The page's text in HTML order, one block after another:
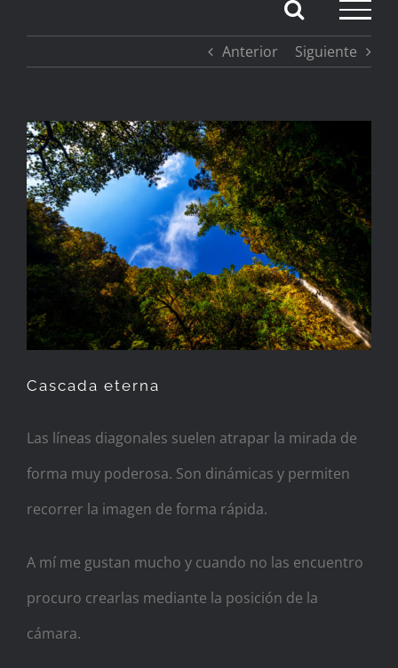
Anterior Siguiente
Ver
imagen
más
grande
Cascada eterna
Las líneas diagonales suelen atrapar la mirada de
forma muy poderosa. Son dinámicas y permiten
recorrer la imagen de forma rápida.
A mí me gustan mucho y cuando no las encuentro
procuro crearlas mediante la posición de la
cámara.